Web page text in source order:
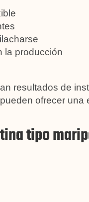
la producción
resultados de
ofrecer una
tipo